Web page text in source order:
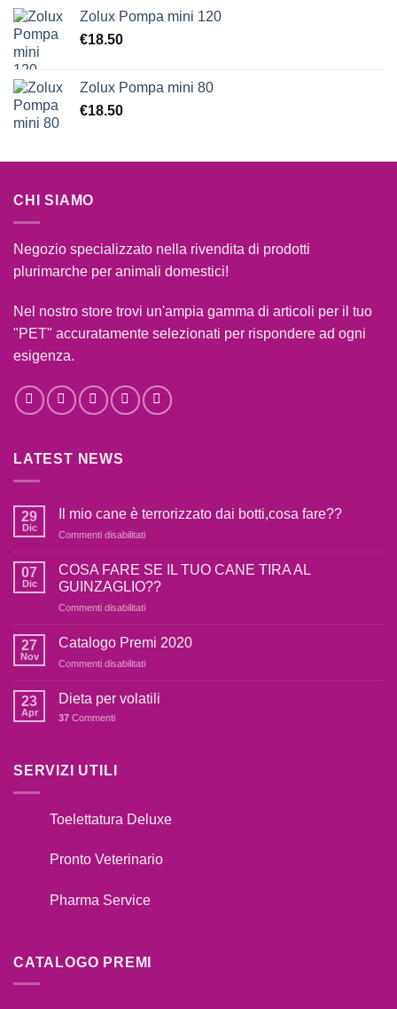
Zolux Pompa mini 120
€18.50
Zolux Pompa mini 80
€18.50
CHI SIAMO
Negozio specializzato nella rivendita di prodotti
plurimarche per animali domestici!
Nel nostro store trovi un'ampia gamma di articoli per il tuo
"PET" accuratamente selezionati per rispondere ad ogni
esigenza.
LATEST NEWS
29
Dic
Il mio cane è terrorizzato dai botti,cosa fare??
Commenti disabilitatisu
mio
cane
è
terrorizzato
botti,cosa
07
Dic
COSA FARE SE IL TUO CANE TIRA AL
GUINZAGLIO??
Commenti disabilitatisu
FARE
IL
CANE
27
Nov
Catalogo Premi 2020
Commenti disabilitatisu
Premi
23
Apr
Dieta per volatili
37 Commenti
SERVIZI UTILI
Toelettatura Deluxe
Pronto Veterinario
Pharma Service
CATALOGO PREMI